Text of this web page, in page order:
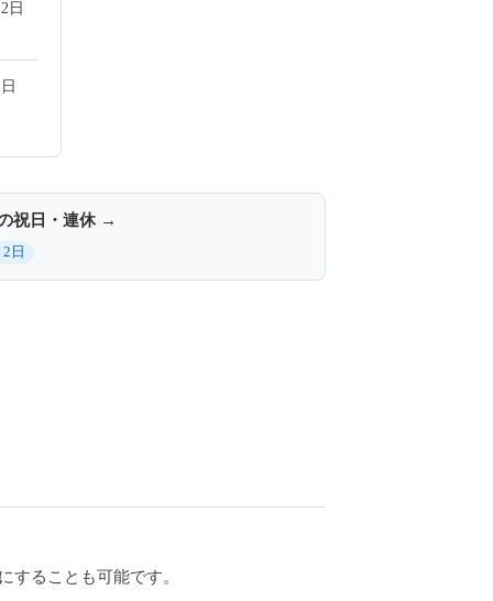
日
祝日・連休 →
日
することも可能です。